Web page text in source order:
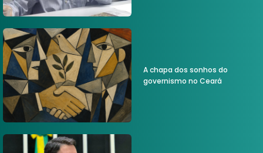
A chapa dos sonhos do
governismo no Ceará